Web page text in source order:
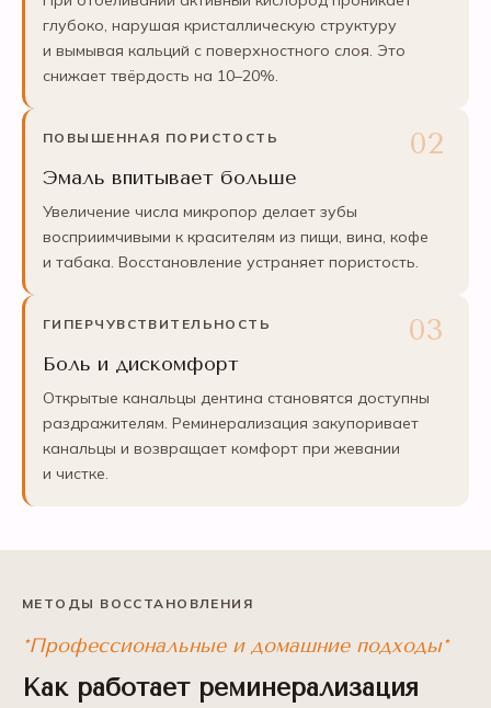
глубоко, нарушая кристаллическую структуру
и вымывая кальций с поверхностного слоя. Это
снижает твёрдость на 10–20%.
ПОВЫШЕННАЯ ПОРИСТОСТЬ
Эмаль впитывает больше
Увеличение числа микропор делает зубы
восприимчивыми к красителям из пищи, вина, кофе
и табака. Восстановление устраняет пористость.
ГИПЕРЧУВСТВИТЕЛЬНОСТЬ
Боль и дискомфорт
Открытые канальцы дентина становятся доступны
раздражителям. Реминерализация закупоривает
канальцы и возвращает комфорт при жевании
и чистке.
МЕТОДЫ ВОССТАНОВЛЕНИЯ
*Профессиональные и домашние подходы*
Как работает реминерализация